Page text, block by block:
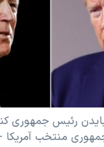
آمریکا ۲۰۲۴
به اسرائیل
آزادی
رئیس جمهوری
منتخب آمریکا